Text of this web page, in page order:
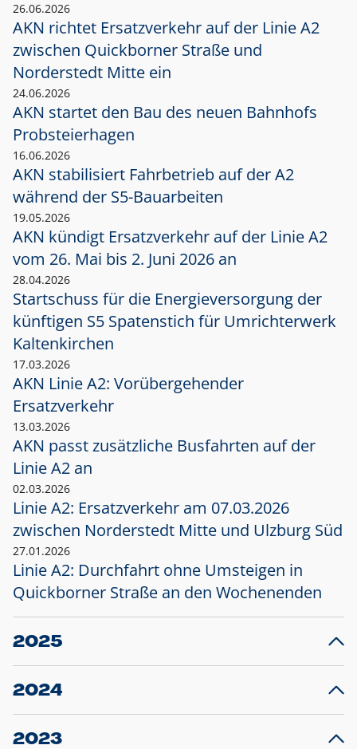
26.06.2026
AKN richtet Ersatzverkehr auf der Linie A2
zwischen Quickborner Straße und
Norderstedt Mitte ein
24.06.2026
AKN startet den Bau des neuen Bahnhofs
Probsteierhagen
16.06.2026
AKN stabilisiert Fahrbetrieb auf der A2
während der S5-Bauarbeiten
19.05.2026
AKN kündigt Ersatzverkehr auf der Linie A2
vom 26. Mai bis 2. Juni 2026 an
28.04.2026
Startschuss für die Energieversorgung der
künftigen S5 Spatenstich für Umrichterwerk
Kaltenkirchen
17.03.2026
AKN Linie A2: Vorübergehender
Ersatzverkehr
13.03.2026
AKN passt zusätzliche Busfahrten auf der
Linie A2 an
02.03.2026
Linie A2: Ersatzverkehr am 07.03.2026
zwischen Norderstedt Mitte und Ulzburg Süd
27.01.2026
Linie A2: Durchfahrt ohne Umsteigen in
Quickborner Straße an den Wochenenden
2025
23.12.2025
Projekt S5: Start der Bauarbeiten am
2024
10.12.2024
Großprojekt S5: Sperrung der Bahnstraße in
2023